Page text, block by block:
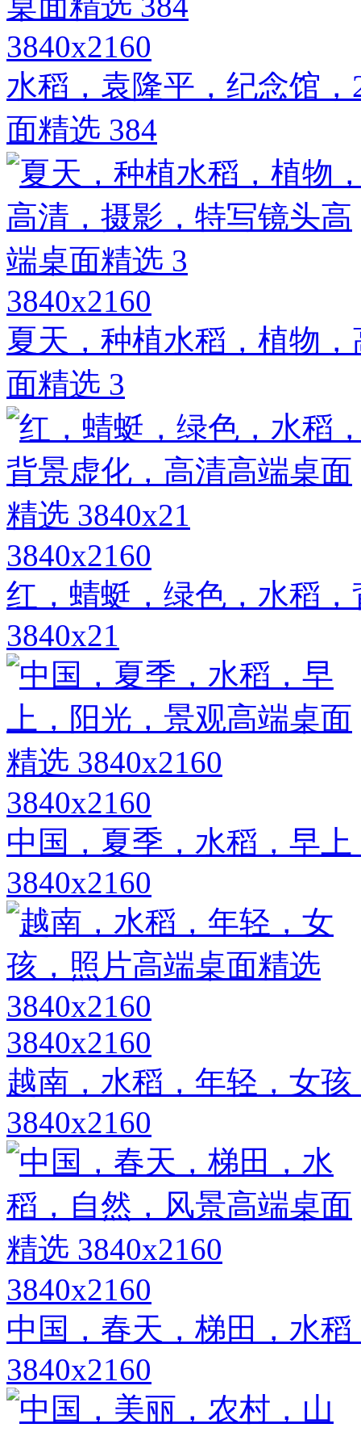
3840x2160
水稻，袁隆平，纪念馆
面精选 384
3840x2160
夏天，种植水稻，植物
面精选 3
3840x2160
红，蜻蜓，绿色，水稻
3840x21
3840x2160
中国，夏季，水稻，早
3840x2160
3840x2160
越南，水稻，年轻，女
3840x2160
3840x2160
中国，春天，梯田，水
3840x2160